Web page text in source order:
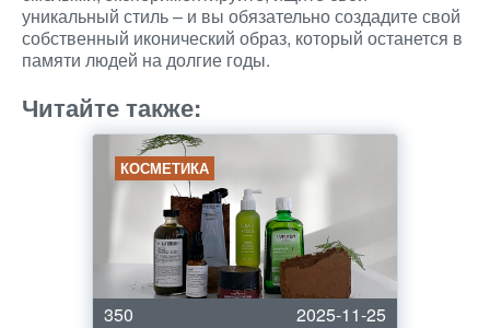
уникальный стиль – и вы обязательно создадите свой
собственный иконический образ, который останется в
памяти людей на долгие годы.
Читайте также:
КОСМЕТИКА
350
2025-11-25